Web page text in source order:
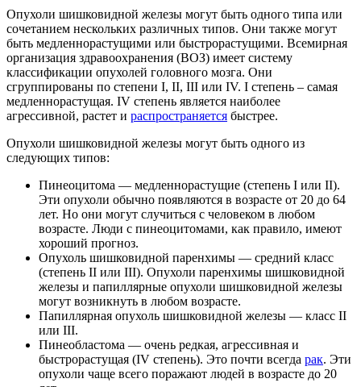
Опухоли шишковидной железы могут быть одного типа или
сочетанием нескольких различных типов. Они также могут
быть медленнорастущими или быстрорастущими. Всемирная
организация здравоохранения (ВОЗ) имеет систему
классификации опухолей головного мозга. Они
сгруппированы по степени I, II, III или IV. I степень – самая
медленнорастущая. IV степень является наиболее
агрессивной, растет и распространяется быстрее.
Опухоли шишковидной железы могут быть одного из
следующих типов:
Пинеоцитома — медленнорастущие (степень I или II).
Эти опухоли обычно появляются в возрасте от 20 до 64
лет. Но они могут случиться с человеком в любом
возрасте. Люди с пинеоцитомами, как правило, имеют
хороший прогноз.
Опухоль шишковидной паренхимы — средний класс
(степень II или III). Опухоли паренхимы шишковидной
железы и папиллярные опухоли шишковидной железы
могут возникнуть в любом возрасте.
Папиллярная опухоль шишковидной железы — класс II
или III.
Пинеобластома — очень редкая, агрессивная и
быстрорастущая (IV степень). Это почти всегда рак. Эти
опухоли чаще всего поражают людей в возрасте до 20